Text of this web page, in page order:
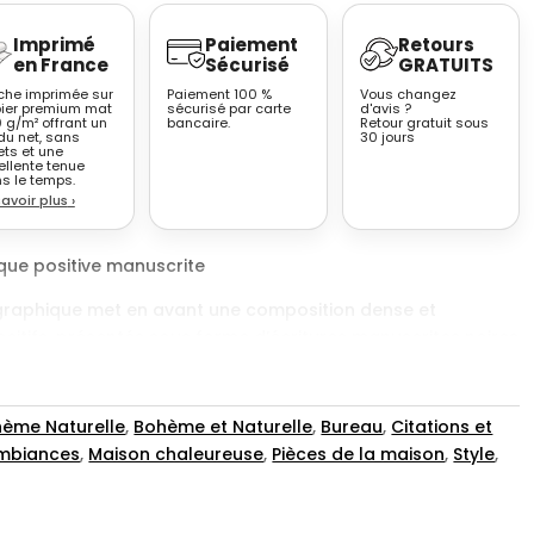
Imprimé
en France
imprimée sur
premium mat
g/m² offrant un
net, sans
et une
tenue
le temps.
plus ›
Paiement
Sécurisé
Paiement 100 %
sécurisé par carte
bancaire.
Retours
GRATUITS
Vous changez
d'avis ?
Retour gratuit sous
30 jours
positive manuscrite
visuel adopte une mise en page structurée en blocs de
pointillés et des espaces réguliers, créant un rythme
Les mots sont tracés avec une typographie
l’écriture à la main, ce qui confère à l’ensemble
chaleureuse.
Naturelle, Bohème et Naturelle, Bureau, Citations et
, Maison chaleureuse, Pièces de la maison, Style,